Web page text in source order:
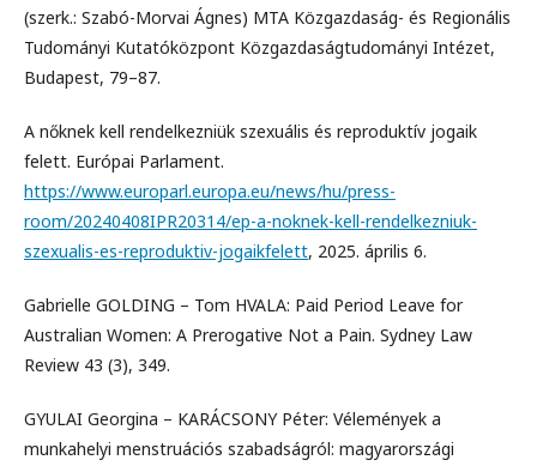
(szerk.: Szabó-Morvai Ágnes) MTA Közgazdaság- és Regionális
Tudományi Kutatóközpont Közgazdaságtudományi Intézet,
Budapest, 79–87.
A nőknek kell rendelkezniük szexuális és reproduktív jogaik
felett. Európai Parlament.
https://www.europarl.europa.eu/news/hu/press-
room/20240408IPR20314/ep-a-noknek-kell-rendelkezniuk-
szexualis-es-reproduktiv-jogaikfelett, 2025. április 6.
Gabrielle GOLDING – Tom HVALA: Paid Period Leave for
Australian Women: A Prerogative Not a Pain. Sydney Law
Review 43 (3), 349.
GYULAI Georgina – KARÁCSONY Péter: Vélemények a
munkahelyi menstruációs szabadságról: magyarországi